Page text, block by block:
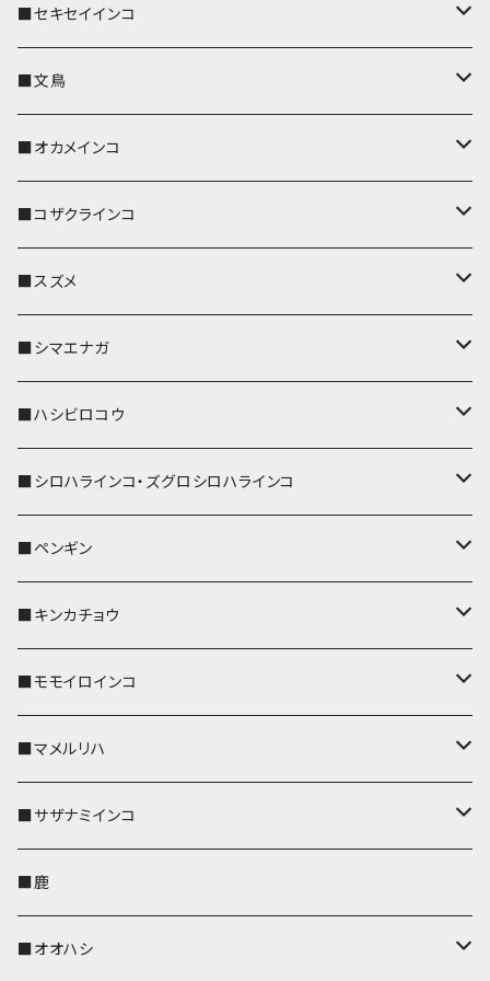
■セキセイインコ
キーカバー
キーホルダー
パスケース
リール付きストラップ
リールのみ
ストラップ付
IDカードホルダー
キーケース
名刺入れ・カードケース
コインケース
メガネケース
ポシェット・バッグ
帆布・デニム
KONBU
Apple Watchバンド
ポーチ
レザートレイ
ペンホルダー
■文鳥
キーカバー
キーホルダー
パスケース
リール付きストラップ
リールのみ
ストラップ付
キーケース
名刺入れ・カードケース
メガネケース
IDカードホルダー
ポシェット・バッグ
帆布・デニム
KONBU
ポーチ
コインケース
AppleWatchバンド
ペットボトルホルダー
■オカメインコ
キーカバー
キーホルダー
パスケース
IDカードホルダー
リール付きストラップ
リールのみ
ストラップ付
キーケース
名刺入れ・カードケース
ポシェット・バッグ
帆布・デニム
KONBU
ポーチ
コインケース
メガネケース
AppleWatchバンド
■コザクラインコ
キーカバー
キーホルダー
パスケース
リール付きストラップ
リールのみ
ストラップ付
メガネケース
コインケース
IDカードホルダー
ポーチ
ポシェット・バッグ
帆布・デニム
KONBU
キーケース
名刺入れ・カードケース
■スズメ
キーカバー
キーホルダー
パスケース
リール付きストラップ
リールのみ
ストラップ付
IDカードホルダー
メガネケース
コインケース
ポシェット・バッグ
帆布・デニム
KONBU
キーケース
名刺入れ・カードケース
■シマエナガ
キーカバー
キーホルダー
パスケース
IDカードホルダー
リール付きストラップ
リールのみ
ストラップ付
キーケース
メガネケース
コインケース
名刺入れ・カードケース
■ハシビロコウ
キーカバー
キーホルダー
リール付きストラップ
リールのみ
ストラップ付
レザートレイ
パスケース
IDカードホルダー
キーケース
メガネケース
■シロハラインコ・ズグロシロハラインコ
キーカバー
キーホルダー
リール付きストラップ
リールのみ
ストラップ付
パスケース
IDカードホルダー
キーケース
メガネケース
■ペンギン
キーカバー
キーホルダー
パスケース
リール付きストラップ
リールのみ
ストラップ付
IDカードホルダー
メガネケース
■キンカチョウ
キーカバー
AppleWatchバンド
キーホルダー・チャーム
パスケース
名刺入れ
■モモイロインコ
キーカバー
キーホルダー
リール付きストラップ
リールのみ
ペットボトルホルダー
■マメルリハ
レザートレイ
キーカバー
キーホルダー
■サザナミインコ
キーカバー
リール付きストラップ
■鹿
■オオハシ